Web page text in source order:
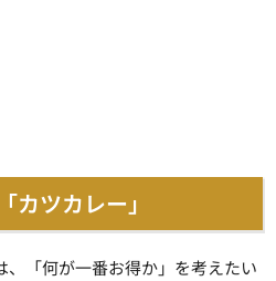
カツカレー」
、「何が一番お得か」を考えたい